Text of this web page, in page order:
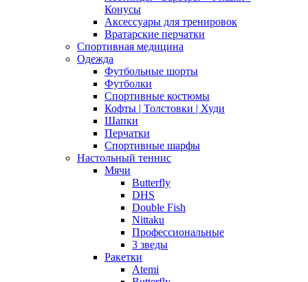
Конусы
Аксессуары для тренировок
Вратарские перчатки
Спортивная медицина
Одежда
Футбольные шорты
Футболки
Спортивные костюмы
Кофты | Толстовки | Худи
Шапки
Перчатки
Спортивные шарфы
Настольный теннис
Мячи
Butterfly
DHS
Double Fish
Nittaku
Профессиональные
3 зведы
Ракетки
Atemi